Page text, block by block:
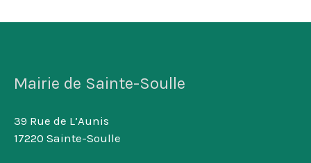
Mairie de Sainte-Soulle
39 Rue de L’Aunis
17220 Sainte-Soulle